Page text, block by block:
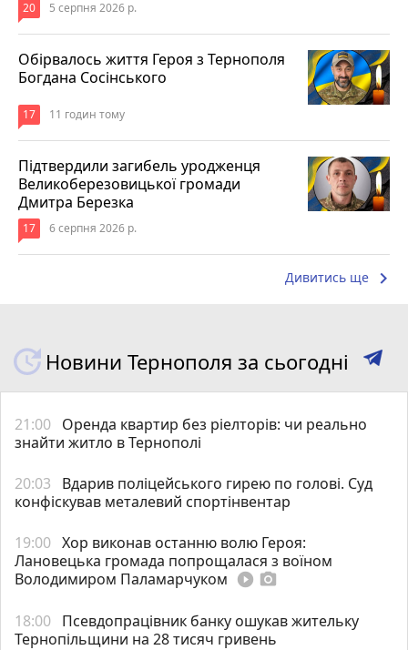
20 5 серпня 2026 р.
Обірвалось життя Героя з Тернополя
Богдана Сосінського
17 11 годин тому
Підтвердили загибель уродженця
Великоберезовицької громади
Дмитра Березка
17 6 серпня 2026 р.
Дивитись ще keyboard_arrow_right
Новини Тернополя за сьогодні
21:00 Оренда квартир без ріелторів: чи реально
знайти житло в Тернополі
20:03
Вдарив поліцейського гирею по голові. Суд
конфіскував металевий спортінвентар
19:00 Хор виконав останню волю Героя:
Лановецька громада попрощалася з воїном
Володимиром Паламарчуком play_circle_filled photo_camera
18:00 Псевдопрацівник банку ошукав жительку
Тернопільщини на 28 тисяч гривень